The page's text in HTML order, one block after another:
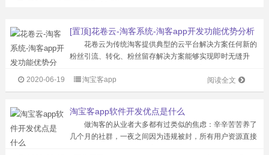
[置顶]花卷云-淘客系统-淘客app开发功能优势分析
花卷云为传统淘客提供典型的云平台解决方案任何新的
粉丝引流、转化、粉丝留存解决方案能够实现即时无缝升
家，注册粉丝2000万。淘客APP产品市场占有率超50%，
累计为站长创造佣金超2亿...
阅读全文
2020-06-19 淘宝客app
淘宝客app软件开发优点是什么
做淘客的从业者大多都有过类似的焦虑：辛辛苦苦养了
几个月的社群，一夜之间因为违规被封，所有用户资源直接